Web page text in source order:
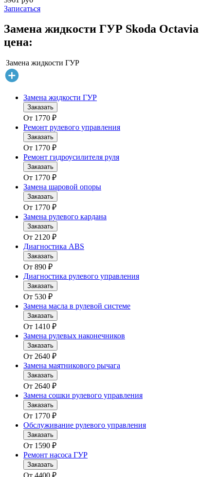
Записаться
Замена жидкости ГУР Skoda Octavia
цена:
Замена жидкости ГУР
Замена жидкости ГУР
Заказать
От 1770 ₽
Ремонт рулевого управления
Заказать
От 1770 ₽
Ремонт гидроусилителя руля
Заказать
От 1770 ₽
Замена шаровой опоры
Заказать
От 1770 ₽
Замена рулевого кардана
Заказать
От 2120 ₽
Диагностика ABS
Заказать
От 890 ₽
Диагностика рулевого управления
Заказать
От 530 ₽
Замена масла в рулевой системе
Заказать
От 1410 ₽
Замена рулевых наконечников
Заказать
От 2640 ₽
Замена маятникового рычага
Заказать
От 2640 ₽
Замена сошки рулевого управления
Заказать
От 1770 ₽
Обслуживание рулевого управления
Заказать
От 1590 ₽
Ремонт насоса ГУР
Заказать